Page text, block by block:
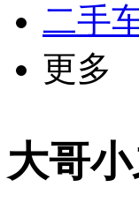
二手
更多
大哥